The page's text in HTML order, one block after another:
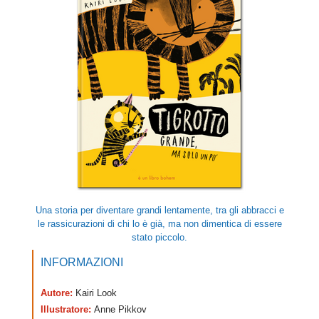
Una storia per diventare grandi lentamente, tra gli abbracci e
le rassicurazioni di chi lo è già, ma non dimentica di essere
stato piccolo.
INFORMAZIONI
Autore: Kairi Look
Illustratore: Anne Pikkov